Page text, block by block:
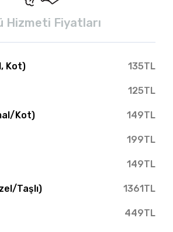
Hizmeti Fiyatları
Kot) 135TL
125TL
Kot) 149TL
199TL
149TL
Taşlı) 1361TL
449TL